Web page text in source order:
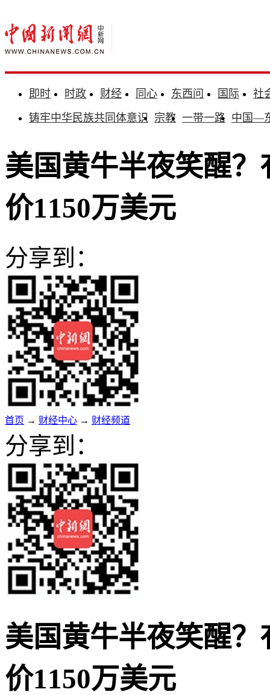
即时 时政 财经 同心 东西问 国际
社
铸牢中华民族共同体意识 宗教 一带一路 中国—
美国黄牛半夜笑醒
价1150万美元
分享到：
首页 → 财经中心 → 财经频道
分享到：
美国黄牛半夜笑醒
价1150万美元